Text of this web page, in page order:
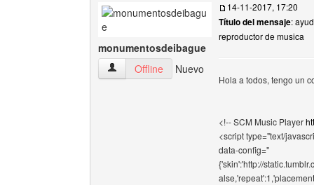
monumentosdeibague
monumentosdeibague Ver perfil del usuario
Offline Nuevo
14-11-2017, 17:20
Título del mensaje:
reproductor de musica
Hola a todos, tengo un
<!-- SCM Music Player
<script type="text/
data-config="
{'skin':'http://